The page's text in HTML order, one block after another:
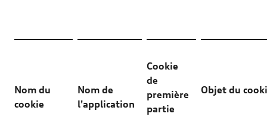
Nom du
cookie
Nom de
l'application
Cookie
de
première
partie
Objet du